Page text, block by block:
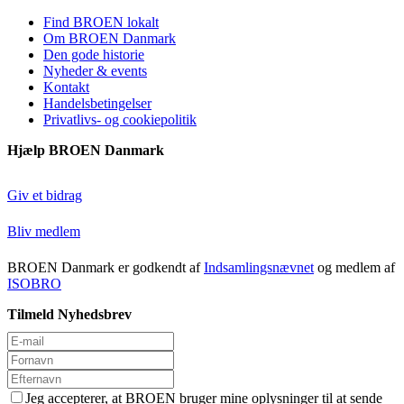
Find BROEN lokalt
Om BROEN Danmark
Den gode historie
Nyheder & events
Kontakt
Handelsbetingelser
Privatlivs- og cookiepolitik
Hjælp BROEN Danmark
Giv et bidrag
Bliv medlem
BROEN Danmark er godkendt afIndsamlingsnævnet og medlem af
ISOBRO
Tilmeld Nyhedsbrev
Jeg accepterer, at BROEN bruger mine oplysninger til at sende